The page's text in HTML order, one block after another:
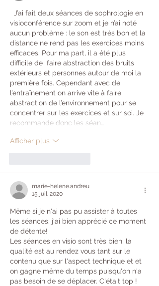
visioconférence sur zoom et je n’ai noté
aucun problème : le son est très bon et la
distance ne rend pas les exercices moins
efficaces. Pour ma part, il a été plus
difficile de  faire abstraction des bruits
extérieurs et personnes autour de moi la
première fois. Cependant avec de
l’entraînement on arrive vite à faire
abstraction de l’environnement pour se
concentrer sur les exercices et sur soi. Je
recommande donc les séan…
Afficher plus
marie-helene.andreu
15 juil. 2020
Même si je n'ai pas pu assister à toutes
les séances, j'ai bien apprécié ce moment
de détente!
Les séances en visio sont très bien, la
qualité est au rendez vous tant sur le
contenu que sur l'aspect technique et et
on gagne même du temps puisqu'on n'a
pas besoin de se déplacer. C'était top !